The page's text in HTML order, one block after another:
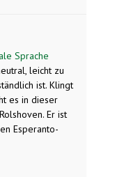
Sprache
leicht zu
ist. Klingt
es in dieser
Er ist
Esperanto-